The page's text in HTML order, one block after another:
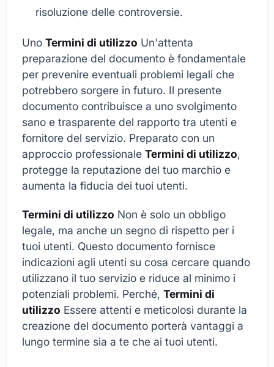
risoluzione delle controversie.
Uno Termini di utilizzo Un'attenta
preparazione del documento è fondamentale
per prevenire eventuali problemi legali che
potrebbero sorgere in futuro. Il presente
documento contribuisce a uno svolgimento
sano e trasparente del rapporto tra utenti e
fornitore del servizio. Preparato con un
approccio professionale Termini di utilizzo,
protegge la reputazione del tuo marchio e
aumenta la fiducia dei tuoi utenti.
Termini di utilizzo Non è solo un obbligo
legale, ma anche un segno di rispetto per i
tuoi utenti. Questo documento fornisce
indicazioni agli utenti su cosa cercare quando
utilizzano il tuo servizio e riduce al minimo i
potenziali problemi. Perché, Termini di
utilizzo Essere attenti e meticolosi durante la
creazione del documento porterà vantaggi a
lungo termine sia a te che ai tuoi utenti.